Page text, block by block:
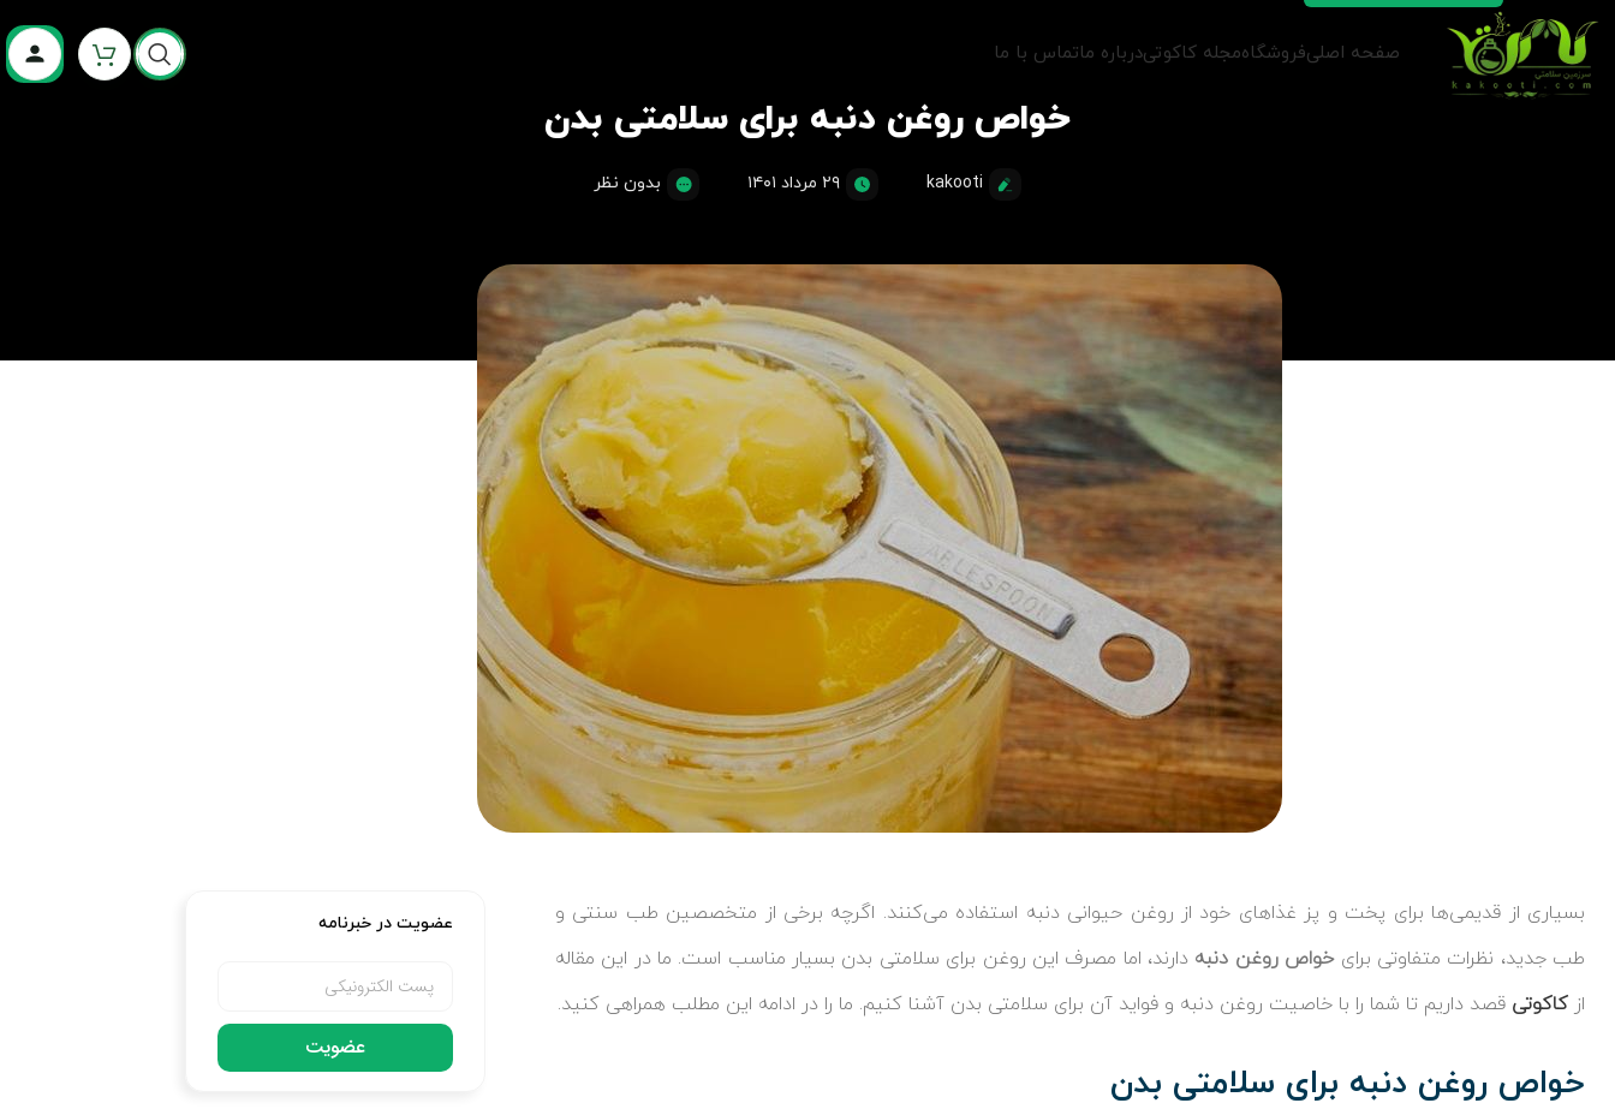
صفحه اصلیفروشگاهمجله کاکوتیدرباره ماتماس با ما
خواص روغن دنبه برای سلامتی بدن
kakooti ۲۹ مرداد ۱۴۰۱ بدون نظر
بسیاری از قدیمی‌ها برای پخت و پز غذاهای خود از روغن حیوانی دنبه استفاده می‌کنند. اگرچه برخی از متخصصین طب سنتی و
طب جدید، نظرات متفاوتی برایخواص روغن دنبه دارند، اما مصرف این روغن برای سلامتی بدن بسیار مناسب است. ما در این مقاله
از کاکوتی قصد داریم تا شما را با خاصیت روغن دنبه و فواید آن برای سلامتی بدن آشنا کنیم. ما را در ادامه این مطلب همراهی کنید.
خواص روغن دنبه برای سلامتی بدن
عضویت در خبرنامه
عضویت